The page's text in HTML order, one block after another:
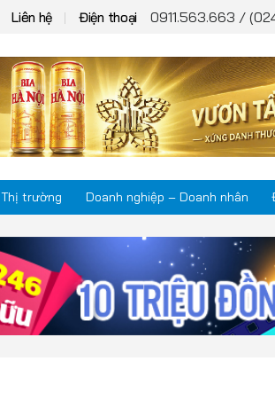
Liên hệ Điện thoại 0911.563.663 /
Thị trường Doanh nghiệp – Doanh nhân
Doanh nghiệp – Doanh nhân
Đồ uống